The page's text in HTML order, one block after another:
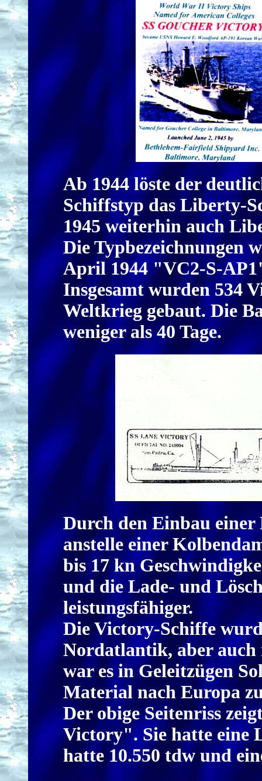
Ab 1944 löste der
Schiffstyp das Liberty-
1945 weiterhin auch
Die Typbezeichnungen
April 1944 "VC2-S-
Insgesamt wurden 534
Weltkrieg gebaut. Die
weniger als 40 Tage.
Durch den Einbau
anstelle einer
bis 17 kn
und die Lade- und
leistungsfähiger.
Die Victory-Schiffe
Nordatlantik, aber auch
war es in Geleitzügen
Material nach Europa
Der obige Seitenriss
Victory". Sie hatte eine
hatte 10.550 tdw und